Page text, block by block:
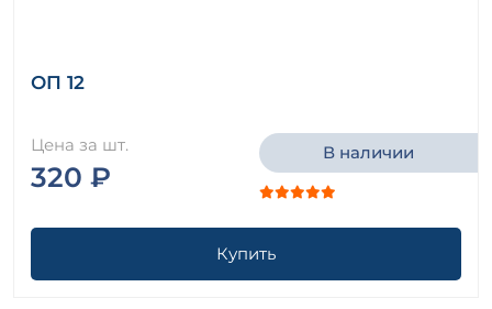
ОП 12
Цена за шт.
320 ₽
В наличии
Купить